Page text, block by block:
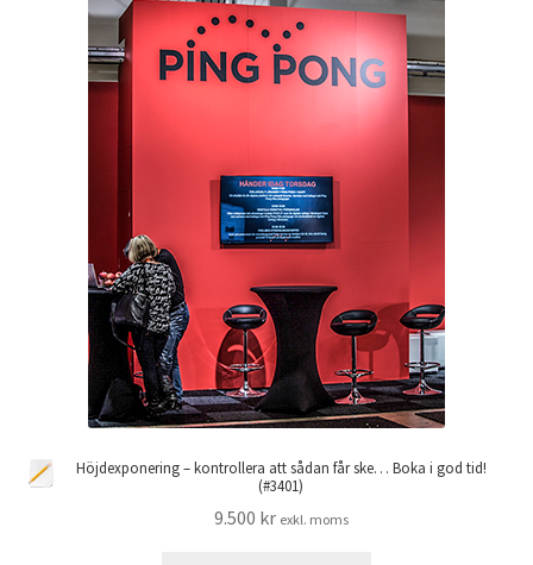
Höjdexponering – kontrollera att sådan får ske… Boka i god tid!
(#3401)
9.500 kr exkl. moms